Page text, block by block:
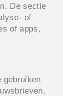
De sectie
of
of apps,
gebruiken